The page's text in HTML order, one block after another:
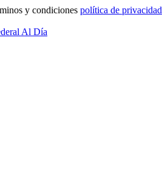
y condiciones política de privacidad